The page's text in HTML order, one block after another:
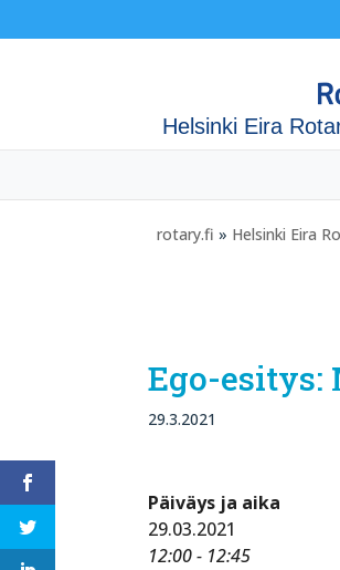
Helsinki Eira
rotary.fi » Helsinki Eira
Ego-
29.3.2021
Päiväys ja aika
29.03.2021
12:00 - 12:45